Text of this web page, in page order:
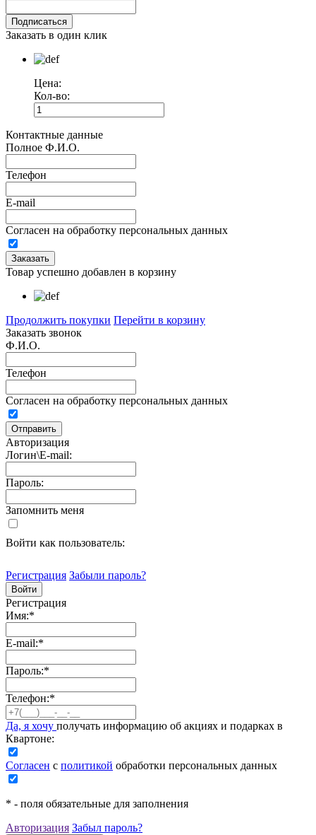
Заказать в один клик
Цена:
Кол-во:
Контактные данные
Полное Ф.И.О.
Телефон
E-mail
Согласен на обработку персональных данных
Товар успешно добавлен в корзину
Продолжить покупки Перейти в корзину
Заказать звонок
Ф.И.О.
Телефон
Согласен на обработку персональных данных
Авторизация
Логин\E-mail:
Пароль:
Запомнить меня
Войти как пользователь:
Регистрация Забыли пароль?
Регистрация
Имя:*
E-mail:*
Пароль:*
Телефон:*
Да, я хочу получать информацию об акциях и подарках в
Квартоне:
Согласен с политикой обработки персональных данных
* - поля обязательные для заполнения
Авторизация Забыл пароль?